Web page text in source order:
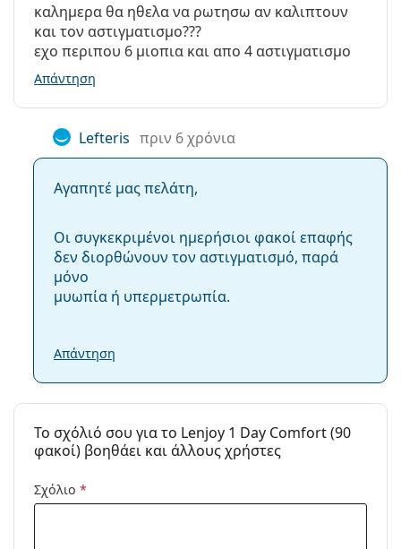
-15.00
+6.50
Όχι
καλημερα θα ηθελα να ρωτησω αν καλιπτουν
και τον αστιγματισμο???
εχο περιπου 6 μιοπια και απο 4 αστιγματισμο
Απάντηση
Lefteris πριν 6 χρόνια
Αγαπητέ μας πελάτη,
Οι συγκεκριμένοι ημερήσιοι φακοί επαφής
δεν διορθώνουν τον αστιγματισμό, παρά
μόνο
μυωπία ή υπερμετρωπία.
Απάντηση
To σχόλιό σου για το Lenjoy 1 Day Comfort (90
φακοί) βοηθάει και άλλους χρήστες
Σχόλιο *